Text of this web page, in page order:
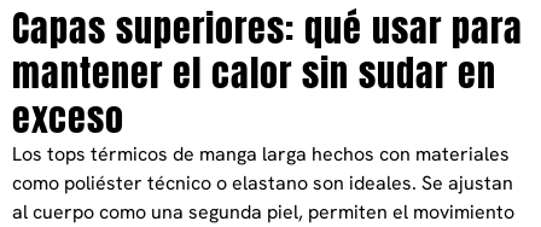
Capas superiores: qué usar para
mantener el calor sin sudar en
exceso
Los tops térmicos de manga larga hechos con materiales
como poliéster técnico o elastano son ideales. Se ajustan
al cuerpo como una segunda piel, permiten el movimiento